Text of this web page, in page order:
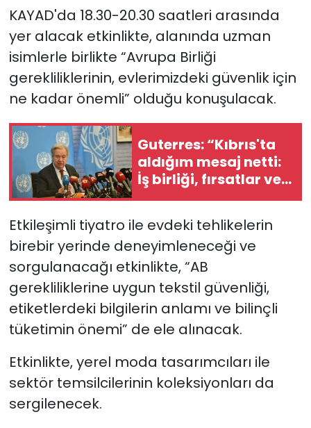
KAYAD'da 18.30-20.30 saatleri arasında
yer alacak etkinlikte, alanında uzman
isimlerle birlikte “Avrupa Birliği
gerekliliklerinin, evlerimizdeki güvenlik için
ne kadar önemli” olduğu konuşulacak.
Guterres: “Kıbrıs'ta
aldığım mesaj netti:
İş birliği, fırsatlar ve
barışla şekillenen bir
Etkileşimli tiyatro ile evdeki tehlikelerin
birebir yerinde deneyimleneceği ve
sorgulanacağı etkinlikte, “AB
gerekliliklerine uygun tekstil güvenliği,
etiketlerdeki bilgilerin anlamı ve bilinçli
tüketimin önemi” de ele alınacak.
Etkinlikte, yerel moda tasarımcıları ile
sektör temsilcilerinin koleksiyonları da
sergilenecek.
Video Galeri
YAŞAM
Yazarlar